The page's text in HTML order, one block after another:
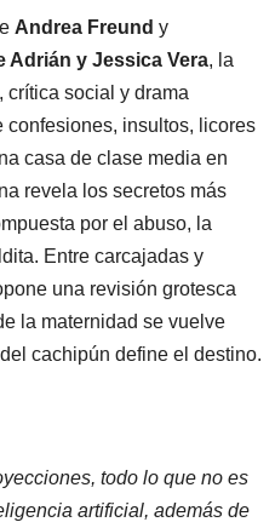
Andrea Freund y
Adrián y Jessica Vera, la
crítica social y drama
confesiones, insultos, licores
casa de clase media en
revela los secretos más
por el abuso, la
Entre carcajadas y
una revisión grotesca
la maternidad se vuelve
cachipún define el destino.
todo lo que no es
artificial, además de